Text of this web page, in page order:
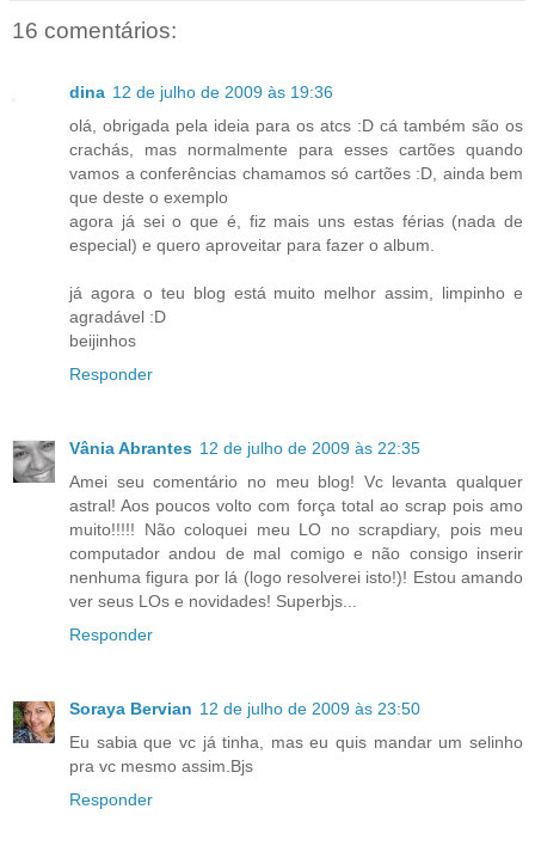
16 comentários:
dina 12 de julho de 2009 às 19:36
olá, obrigada pela ideia para os atcs :D cá também são os
crachás, mas normalmente para esses cartões quando
vamos a conferências chamamos só cartões :D, ainda bem
que deste o exemplo
agora já sei o que é, fiz mais uns estas férias (nada de
especial) e quero aproveitar para fazer o album.
já agora o teu blog está muito melhor assim, limpinho e
agradável :D
beijinhos
Responder
Vânia Abrantes 12 de julho de 2009 às 22:35
Amei seu comentário no meu blog! Vc levanta qualquer
astral! Aos poucos volto com força total ao scrap pois amo
muito!!!!! Não coloquei meu LO no scrapdiary, pois meu
computador andou de mal comigo e não consigo inserir
nenhuma figura por lá (logo resolverei isto!)! Estou amando
ver seus LOs e novidades! Superbjs...
Responder
Soraya Bervian 12 de julho de 2009 às 23:50
Eu sabia que vc já tinha, mas eu quis mandar um selinho
pra vc mesmo assim.Bjs
Responder